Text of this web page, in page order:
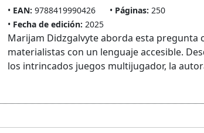
EAN: 9788419990426 Páginas: 250
Fecha de edición: 2025
Marijam Didzgalvyte aborda esta
materialistas con un lenguaje accesible.
los intrincados juegos multijugador, la